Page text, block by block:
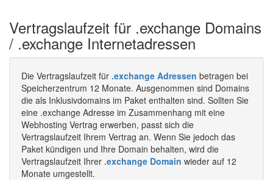
Vertragslaufzeit für .exchange Domains
/ .exchange Internetadressen
Die Vertragslaufzeit für .exchange Adressen betragen bei
Speicherzentrum 12 Monate. Ausgenommen sind Domains
die als Inklusivdomains im Paket enthalten sind. Sollten Sie
eine .exchange Adresse im Zusammenhang mit eine
Webhosting Vertrag erwerben, passt sich die
Vertragslaufzeit Ihrem Vertrag an. Wenn Sie jedoch das
Paket kündigen und Ihre Domain behalten, wird die
Vertragslaufzeit Ihrer .exchange Domain wieder auf 12
Monate umgestellt.